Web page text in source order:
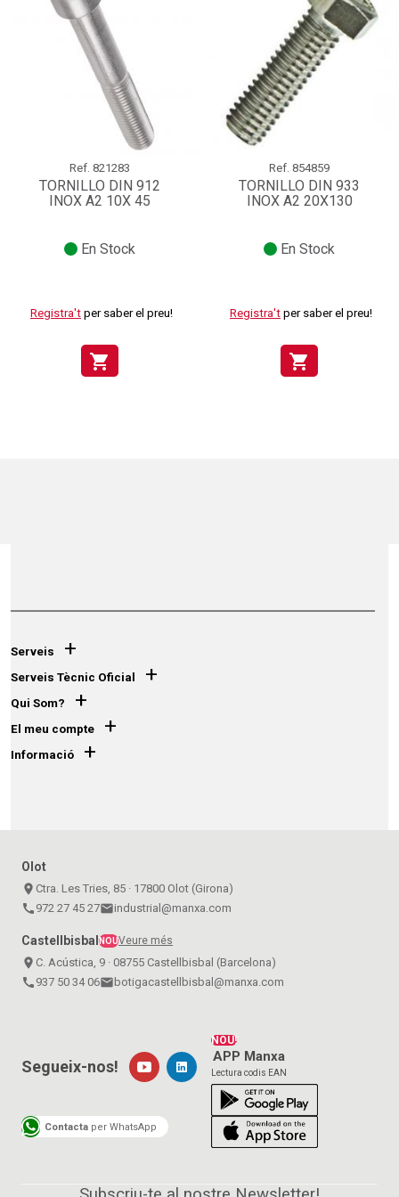
Ref. 821283
TORNILLO DIN 912
INOX A2 10X 45
En Stock
Registra't per saber el preu!
shopping_cart
Ref. 854859
TORNILLO DIN 933
INOX A2 20X130
En Stock
Registra't per saber el preu!
shopping_cart
Serveis +
Serveis Tècnic Oficial +
Qui Som? +
El meu compte +
Informació +
Olot
place Ctra. Les Tries, 85 · 17800 Olot (Girona)
call 972 27 45 27emailindustrial@manxa.com
CastellbisbalNOUVeure més
place C. Acústica, 9 · 08755 Castellbisbal (Barcelona)
call 937 50 34 06emailbotigacastellbisbal@manxa.com
NOU!
APP Manxa
Lectura codis EAN
Segueix-nos!
Contacta per WhatsApp